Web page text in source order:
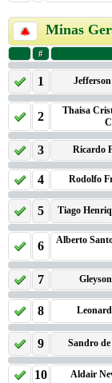
Minas
#
1
2
Thaisa
3 Ricardo
4 Rodolfo
5 Tiago
6
Alberto
7
8
9 Sandro
10 Aldair